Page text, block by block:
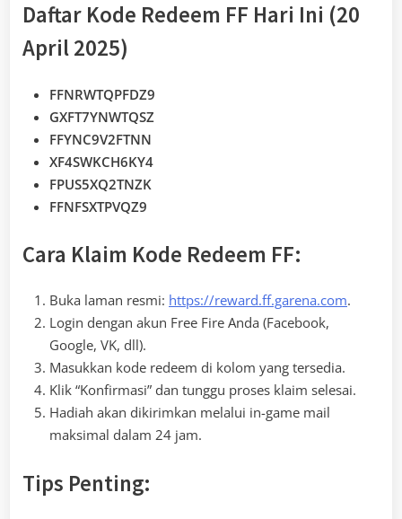
Daftar Kode Redeem FF Hari Ini (20
April 2025)
FFNRWTQPFDZ9
GXFT7YNWTQSZ
FFYNC9V2FTNN
XF4SWKCH6KY4
FPUS5XQ2TNZK
FFNFSXTPVQZ9
Cara Klaim Kode Redeem FF:
Buka laman resmi: https://reward.ff.garena.com.
Login dengan akun Free Fire Anda (Facebook,
Google, VK, dll).
Masukkan kode redeem di kolom yang tersedia.
Klik “Konfirmasi” dan tunggu proses klaim selesai.
Hadiah akan dikirimkan melalui in-game mail
maksimal dalam 24 jam.
Tips Penting: